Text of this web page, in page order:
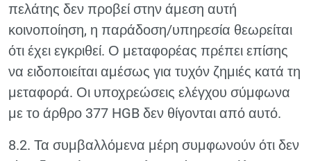
πελάτης δεν προβεί στην άμεση αυτή
κοινοποίηση, η παράδοση/υπηρεσία θεωρείται
ότι έχει εγκριθεί. Ο μεταφορέας πρέπει επίσης
να ειδοποιείται αμέσως για τυχόν ζημιές κατά τη
μεταφορά. Οι υποχρεώσεις ελέγχου σύμφωνα
με το άρθρο 377 HGB δεν θίγονται από αυτό.
8.2. Τα συμβαλλόμενα μέρη συμφωνούν ότι δεν